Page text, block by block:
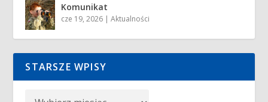
Komunikat
cze 19, 2026 |Aktualności
STARSZE WPISY